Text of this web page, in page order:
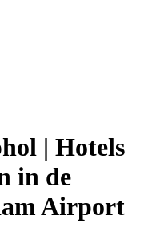
| Hotels
in de
Airport